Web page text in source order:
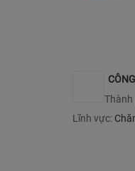
Thành
Lĩnh vực: